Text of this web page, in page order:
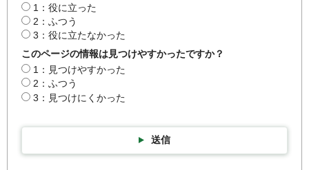
1：役に立った
2：ふつう
3：役に立たなかった
このページの情報は見つけやすかったですか？
1：見つけやすかった
2：ふつう
3：見つけにくかった
送信